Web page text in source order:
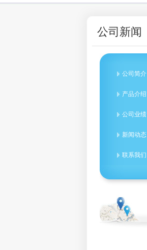
公司新闻
公司简介
产品介绍
公司业绩
新闻动态
联系我们